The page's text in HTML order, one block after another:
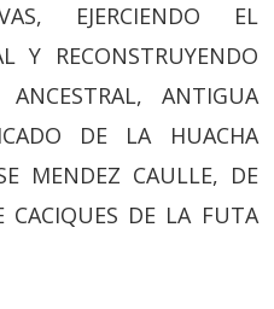
EJERCIENDO EL
Y RECONSTRUYENDO
ANCESTRAL, ANTIGUA
DE LA HUACHA
MENDEZ CAULLE, DE
DE LA FUTA